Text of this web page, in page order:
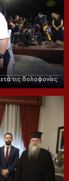
τις δολοφονίες